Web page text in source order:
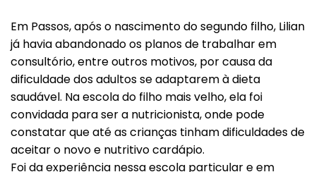
Em Passos, após o nascimento do segundo filho, Lilian
já havia abandonado os planos de trabalhar em
consultório, entre outros motivos, por causa da
dificuldade dos adultos se adaptarem à dieta
saudável. Na escola do filho mais velho, ela foi
convidada para ser a nutricionista, onde pode
constatar que até as crianças tinham dificuldades de
aceitar o novo e nutritivo cardápio.
Foi da experiência nessa escola particular e em